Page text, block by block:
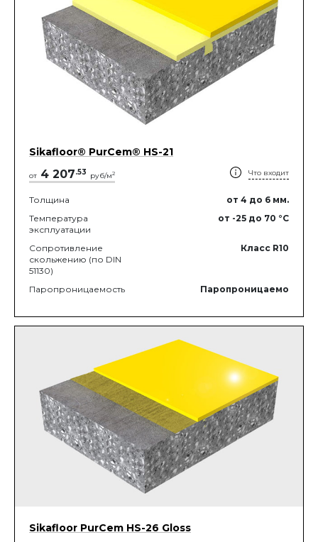
Sikafloor® PurCem® HS-21
от 4 207.53 руб/м2 Что входит
Толщина от 4 до 6 мм.
Температура
эксплуатации
от -25 до 70 °C
Сопротивление
скольжению (по DIN
51130)
Класс R10
Паропроницаемость Паропроницаемо
Sikafloor PurCem HS-26 Gloss